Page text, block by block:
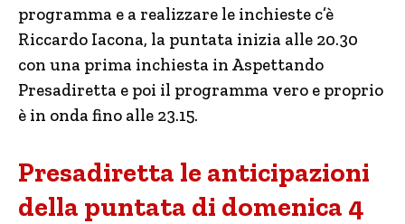
programma e a realizzare le inchieste c’è
Riccardo Iacona, la puntata inizia alle 20.30
con una prima inchiesta in Aspettando
Presadiretta e poi il programma vero e proprio
è in onda fino alle 23.15.
Presadiretta le anticipazioni
della puntata di domenica 4